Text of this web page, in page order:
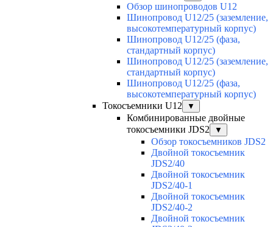
Обзор шинопроводов U12
Шинопровод U12/25 (заземление,
высокотемпературный корпус)
Шинопровод U12/25 (фаза,
стандартный корпус)
Шинопровод U12/25 (заземление,
стандартный корпус)
Шинопровод U12/25 (фаза,
высокотемпературный корпус)
Токосъемники U12
▼
Комбинированные двойные
токосъемники JDS2
▼
Обзор токосъемников JDS2
Двойной токосъемник
JDS2/40
Двойной токосъемник
JDS2/40-1
Двойной токосъемник
JDS2/40-2
Двойной токосъемник